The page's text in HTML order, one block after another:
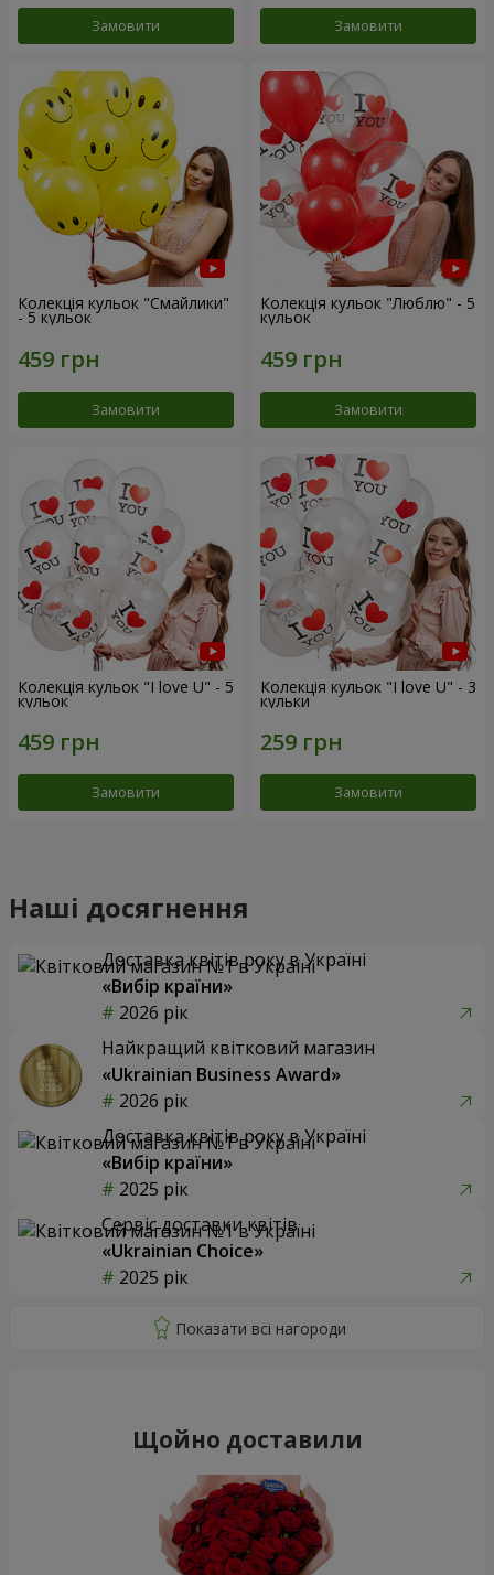
Замовити Замовити
Колекція кульок "Смайлики"
- 5 кульок
Замовити
Колекція кульок "Люблю" - 5
кульок
Замовити
Колекція кульок "I love U" - 5
кульок
Замовити
Колекція кульок "I love U" - 3
кульки
Замовити
Наші досягнення
Доставка квітів року в Україні
«Вибір країни»
2026 рік
Найкращий квітковий магазин
«Ukrainian Business Award»
2026 рік
Доставка квітів року в Україні
«Вибір країни»
2025 рік
Сервіс доставки квітів
«Ukrainian Choice»
2025 рік
Щойно доставили